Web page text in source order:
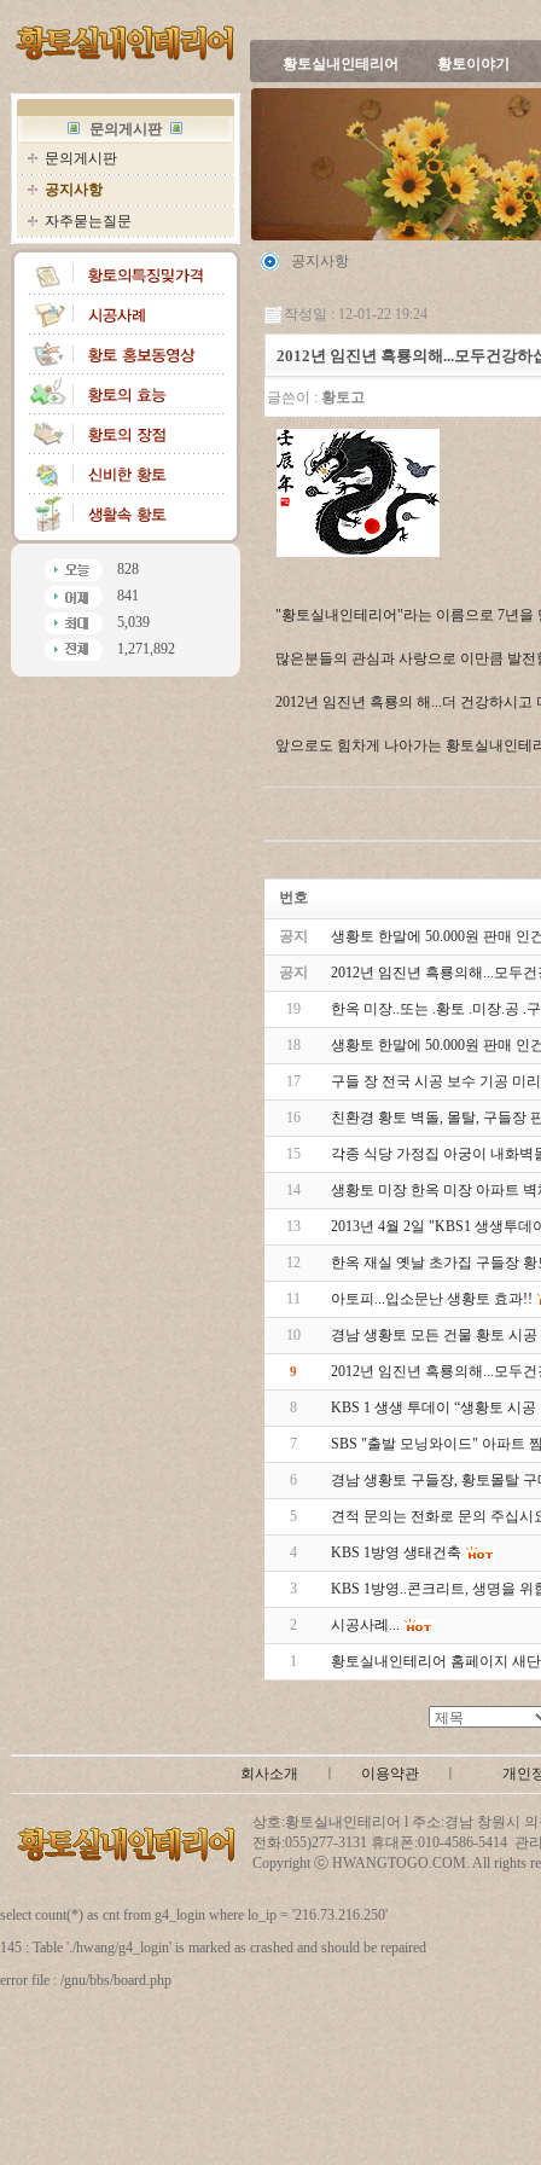
황토실내인테리어 황토이야기
문의게시판
문의게시판
공지사항
자주묻는질문
828
841
5,039
1,271,892
공지사항
작성일 : 12-01-22 19:24
2012년 임진년 흑룡의해...모두건강하
글쓴이 : 황토고
"황토실내인테리어"라는 이름으로 7년을
많은분들의 관심과 사랑으로 이만큼 발
2012년 임진년 흑룡의 해...더 건강하시
앞으로도 힘차게 나아가는 황토실내인테
번호
공지 생황토 한말에 50.000원 판매 인
공지 2012년 임진년 흑룡의해...모두
19 한옥 미장..또는 .황토 .미장.공 .
18 생황토 한말에 50.000원 판매 인
17 구들 장 전국 시공 보수 기공 미
16 친환경 황토 벽돌, 몰탈, 구들장
15 각종 식당 가정집 아궁이 내화
14 생황토 미장 한옥 미장 아파트
13 2013년 4월 2일 "KBS1 생생투데
12 한옥 재실 옛날 초가집 구들장
11 아토피...입소문난 생황토 효과!!
10 경남 생황토 모든 건물 황토 시
9 2012년 임진년 흑룡의해...모두
8 KBS 1 생생 투데이 “생황토 시공
7 SBS "출발 모닝와이드" 아파트
6 경남 생황토 구들장, 황토몰탈
5 견적 문의는 전화로 문의 주십시
4 KBS 1방영 생태건축
3 KBS 1방영..콘크리트, 생명을 위
2 시공사례...
1 황토실내인테리어 홈페이지 새
회사소개 이용약관 개인
상호:황토실내인테리어 l 주소:경남 창원시
전화:055)277-3131 휴대폰:010-4586-5414 관
Copyright ⓒ HWANGTOGO.COM. All rights
select count(*) as cnt from g4_login where lo_ip = '216.73.216.250'
145 : Table './hwang/g4_login' is marked as crashed and should be repaired
error file : /gnu/bbs/board.php